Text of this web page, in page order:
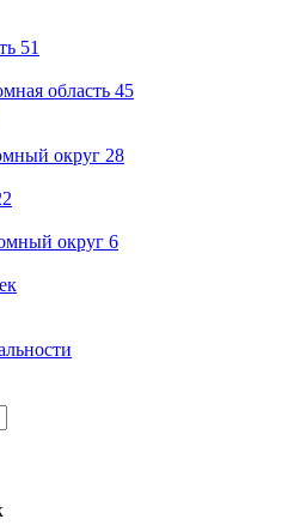
51
область 45
округ 28
округ 6